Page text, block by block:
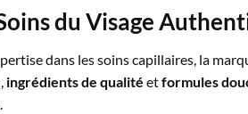
du Visage
dans les soins capillaires, la
, ingrédients de qualité etformules